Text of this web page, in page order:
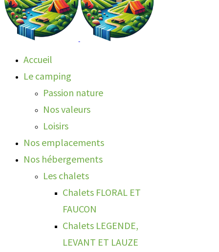
Accueil
Le camping
Passion nature
Nos valeurs
Loisirs
Nos emplacements
Nos hébergements
Les chalets
Chalets FLORAL ET
FAUCON
Chalets LEGENDE,
LEVANT ET LAUZE